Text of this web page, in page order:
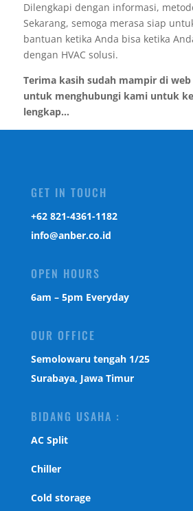
Dilengkapi dengan informasi,
Sekarang, semoga merasa siap
bantuan ketika Anda bisa ketika
dengan HVAC solusi.
Terima kasih sudah mampir di
untuk menghubungi kami untuk
lengkap...
GET IN TOUCH
‎+62 821-4361-1182
info@anber.co.id
OPEN HOURS
6am – 5pm Everyday
OUR OFFICE
Semolowaru tengah 1/25
Surabaya, Jawa Timur
BIDANG USAHA :
AC Split
Chiller
Cold storage